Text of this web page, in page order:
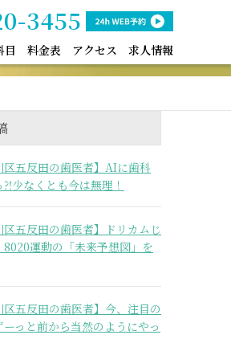
3455
目 料金表 アクセス 求人情報
区五反田の歯医者】AIに歯科
少なくとも今は無理！
区五反田の歯医者】ドリカムじ
8020運動の「未来予想図」を
区五反田の歯医者】今、注目の
っと前から当然のようにやっ